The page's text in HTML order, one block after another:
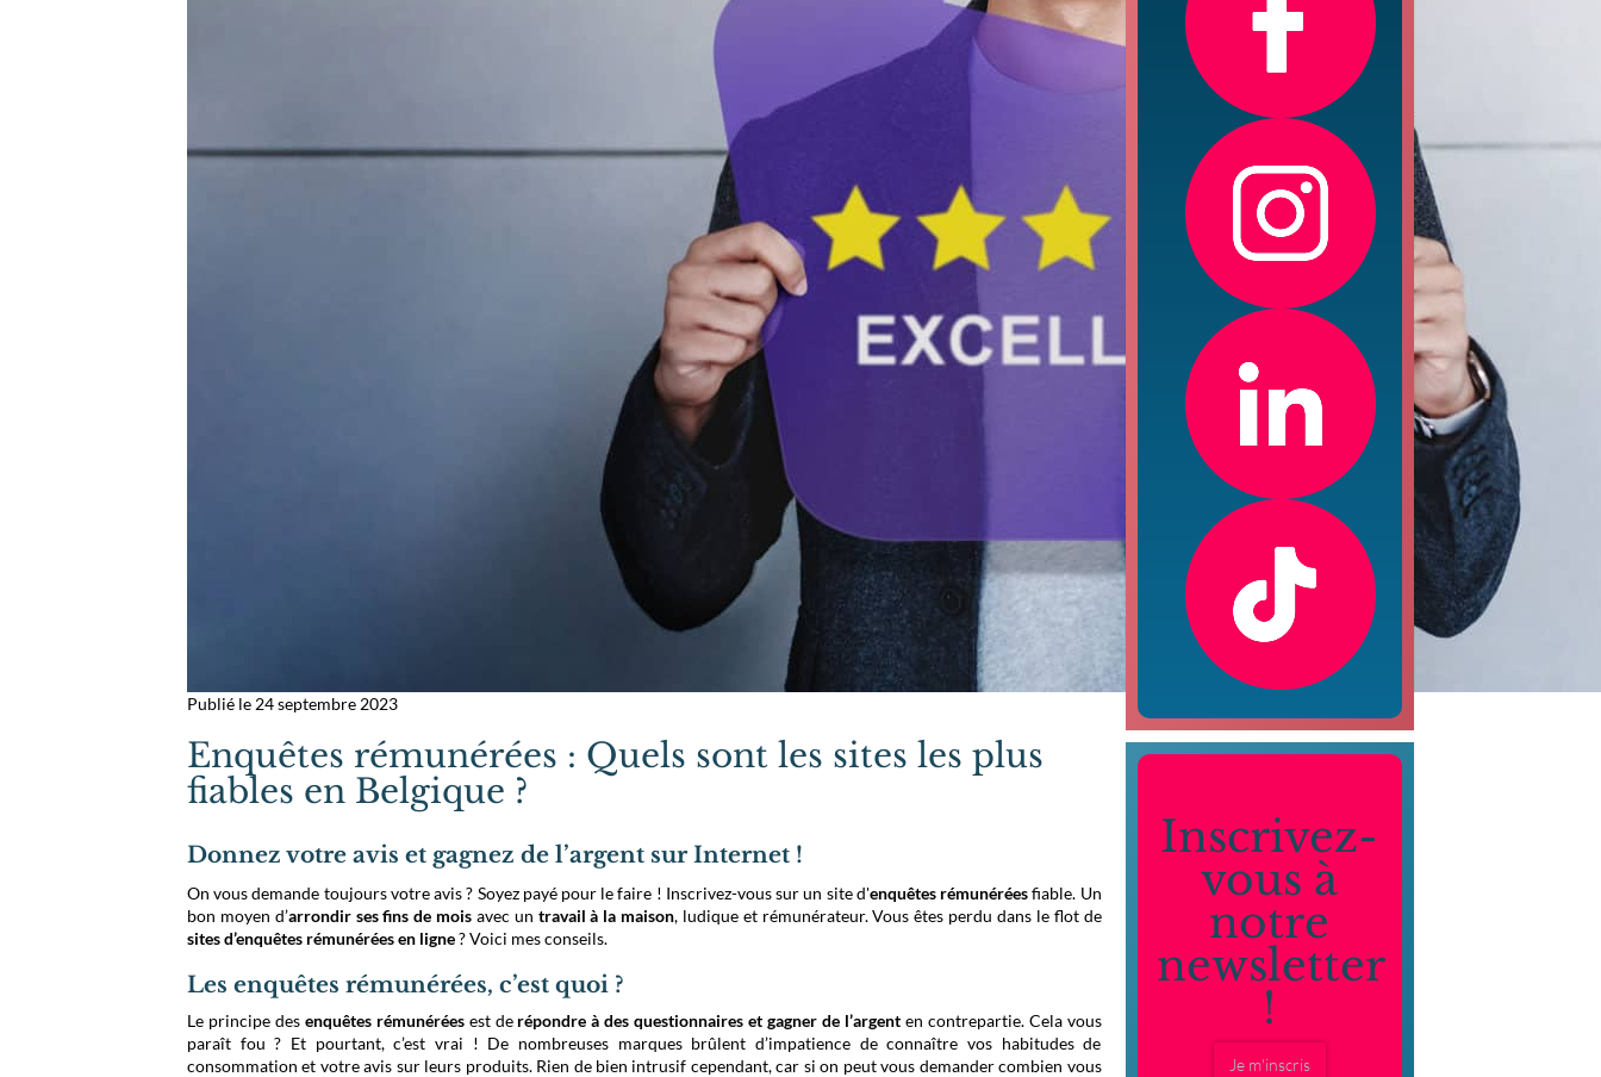
Publié le 24 septembre 2023
Enquêtes rémunérées : Quels sont les sites les plus
fiables en Belgique ?
Donnez votre avis et gagnez de l’argent sur Internet !
On vous demande toujours votre avis ? Soyez payé pour le faire ! Inscrivez-vous sur un site d'enquêtes rémunéréesfiable. Un
bon moyen d’arrondir ses fins de mois avec un travail à la maison, ludique et rémunérateur. Vous êtes perdu dans le flot de
sites d’enquêtes rémunérées en ligne? Voici mes conseils.
Les enquêtes rémunérées, c’est quoi ?
Le principe des enquêtes rémunéréesest de répondre à des questionnaires et gagner de l’argenten contrepartie. Cela vous
paraît fou ? Et pourtant, c’est vrai ! De nombreuses marques brûlent d’impatience de connaître vos habitudes de
consommation et votre avis sur leurs produits. Rien de bien intrusif cependant, car si on peut vous demander combien vous
Inscrivez-
vous à
notre
newsletter
!
Je m'inscris